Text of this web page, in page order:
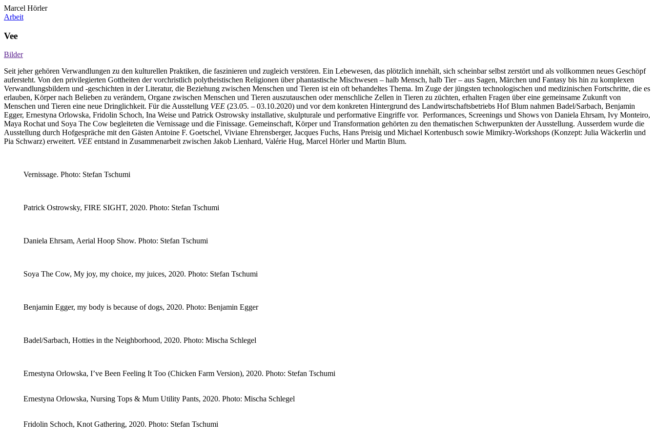
Marcel Hörler
Arbeit
Vee
Bilder
Seit jeher gehören Verwandlungen zu den kulturellen Praktiken, die faszinieren und zugleich verstören. Ein Lebewesen, das plötzlich innehält, sich scheinbar selbst zerstört und als vollkommen neues Geschöpf
aufersteht. Von den privilegierten Gottheiten der vorchristlich polytheistischen Religionen über phantastische Mischwesen – halb Mensch, halb Tier – aus Sagen, Märchen und Fantasy bis hin zu komplexen
Verwandlungsbildern und -geschichten in der Literatur, die Beziehung zwischen Menschen und Tieren ist ein oft behandeltes Thema. Im Zuge der jüngsten technologischen und medizinischen Fortschritte, die es
erlauben, Körper nach Belieben zu verändern, Organe zwischen Menschen und Tieren auszutauschen oder menschliche Zellen in Tieren zu züchten, erhalten Fragen über eine gemeinsame Zukunft von
Menschen und Tieren eine neue Dringlichkeit. Für die Ausstellung VEE (23.05. – 03.10.2020) und vor dem konkreten Hintergrund des Landwirtschaftsbetriebs Hof Blum nahmen Badel/Sarbach, Benjamin
Egger, Ernestyna Orlowska, Fridolin Schoch, Ina Weise und Patrick Ostrowsky installative, skulpturale und performative Eingriffe vor. Performances, Screenings und Shows von Daniela Ehrsam, Ivy Monteiro,
Maya Rochat und Soya The Cow begleiteten die Vernissage und die Finissage. Gemeinschaft, Körper und Transformation gehörten zu den thematischen Schwerpunkten der Ausstellung. Ausserdem wurde die
Ausstellung durch Hofgespräche mit den Gästen Antoine F. Goetschel, Viviane Ehrensberger, Jacques Fuchs, Hans Preisig und Michael Kortenbusch sowie Mimikry-Workshops (Konzept: Julia Wäckerlin und
Pia Schwarz) erweitert. VEE entstand in Zusammenarbeit zwischen Jakob Lienhard, Valérie Hug, Marcel Hörler und Martin Blum.
Vernissage. Photo: Stefan Tschumi
Patrick Ostrowsky, FIRE SIGHT, 2020. Photo: Stefan Tschumi
Daniela Ehrsam, Aerial Hoop Show. Photo: Stefan Tschumi
Soya The Cow, My joy, my choice, my juices, 2020. Photo: Stefan Tschumi
Benjamin Egger, my body is because of dogs, 2020. Photo: Benjamin Egger
Badel/Sarbach, Hotties in the Neighborhood, 2020. Photo: Mischa Schlegel
Ernestyna Orlowska, I’ve Been Feeling It Too (Chicken Farm Version), 2020. Photo: Stefan Tschumi
Ernestyna Orlowska, Nursing Tops & Mum Utility Pants, 2020. Photo: Mischa Schlegel
Fridolin Schoch, Knot Gathering, 2020. Photo: Stefan Tschumi